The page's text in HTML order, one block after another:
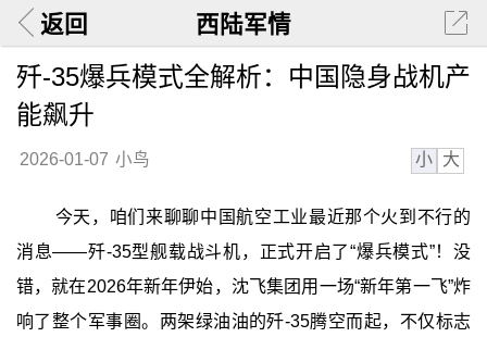
返回 西陆军情
歼-35爆兵模式全解析：中国隐身战机产
能飙升
2026-01-07 小鸟 小 大
今天，咱们来聊聊中国航空工业最近那个火到不行的
消息——歼-35型舰载战斗机，正式开启了“爆兵模式”！没
错，就在2026年新年伊始，沈飞集团用一场“新年第一飞”炸
响了整个军事圈。两架绿油油的歼-35腾空而起，不仅标志